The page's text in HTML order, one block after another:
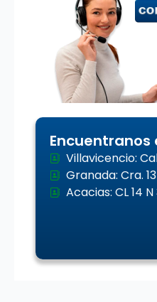
Encuentranos
Villavicencio:
Granada: Cra.
Acacias: CL 14 N